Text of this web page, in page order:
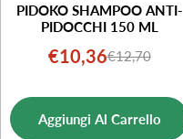
PIDOKO SHAMPOO ANTI-
PIDOCCHI 150 ML
Prezzo
vendita
€10,36Prezzo
€12,70
Aggiungi Al Carrello